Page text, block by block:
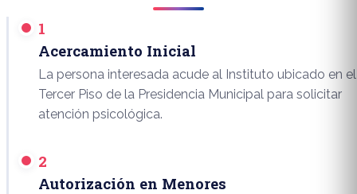
1
Acercamiento Inicial
La persona interesada acude al Instituto ubicado en el
Tercer Piso de la Presidencia Municipal para solicitar
atención psicológica.
2
Autorización en Menores